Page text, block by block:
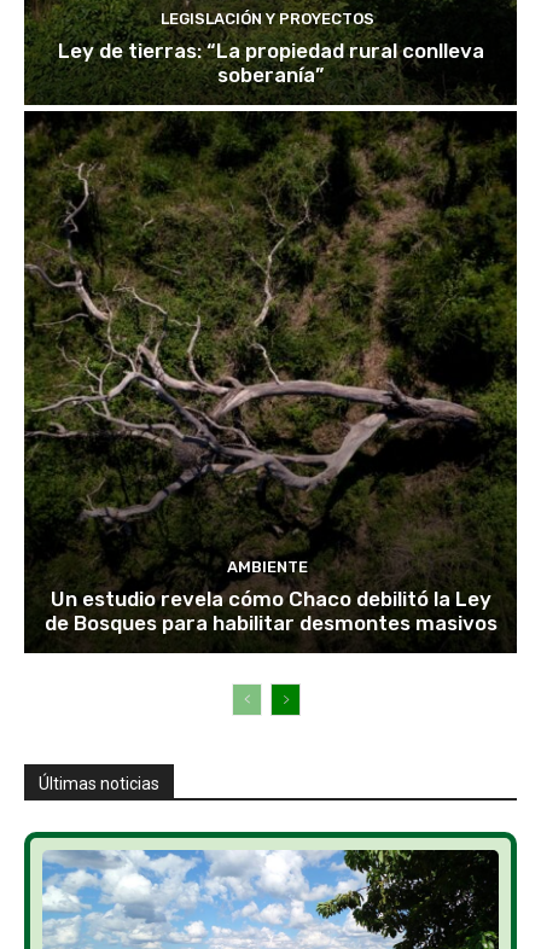
LEGISLACIÓN Y PROYECTOS
Ley de tierras: “La propiedad rural conlleva
soberanía”
AMBIENTE
Un estudio revela cómo Chaco debilitó la Ley
de Bosques para habilitar desmontes masivos
Últimas noticias